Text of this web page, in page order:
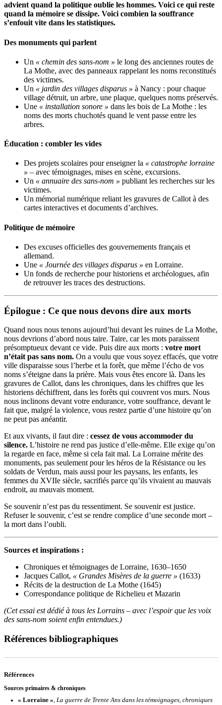
advient quand la politique oublie les hommes. Voici ce qui reste
quand la mémoire se dissipe. Voici combien la souffrance
s’enfouit vite dans les statistiques.
Des monuments qui parlent
Un « chemin des sans-nom » le long des anciennes routes de
La Mothe, avec des panneaux rappelant les noms reconstitués
des victimes.
Un « jardin des villages disparus » à Nancy : pour chaque
village détruit, un arbre, une plaque, quelques noms préservés.
Une « installation sonore » dans les bois de La Mothe : les
noms des morts chuchotés quand le vent passe entre les
arbres.
Éducation : combler les vides
Des projets scolaires pour enseigner la « catastrophe lorraine
» – avec témoignages, mises en scène, excursions.
Un « annuaire des sans-nom » publiant les recherches sur les
victimes.
Un mémorial numérique reliant les gravures de Callot à des
cartes interactives et documents d’archives.
Politique de mémoire
Des excuses officielles des gouvernements français et
allemand.
Une « Journée des villages disparus » en Lorraine.
Un fonds de recherche pour historiens et archéologues, afin
de retrouver les traces des destructions.
Épilogue : Ce que nous devons dire aux morts
Quand nous nous tenons aujourd’hui devant les ruines de La Mothe,
nous devrions d’abord nous taire. Taire, car les mots paraissent
présomptueux devant ce vide. Puis dire aux morts : votre mort
n’était pas sans nom. On a voulu que vous soyez effacés, que votre
ville disparaisse sous l’herbe et la forêt, que même l’écho de vos
noms s’éteigne dans la prière. Mais vous êtes encore là. Dans les
gravures de Callot, dans les chroniques, dans les chiffres que les
historiens déchiffrent, dans les forêts qui couvrent vos murs. Nous
nous inclinons devant votre endurance, votre souffrance, devant le
fait que, malgré la violence, vous restez partie d’une histoire qu’on
ne peut pas anéantir.
Et aux vivants, il faut dire : cessez de vous accommoder du
silence. L’histoire ne rend pas justice d’elle-même. Elle exige qu’on
la regarde en face, même si cela fait mal. La Lorraine mérite des
monuments, pas seulement pour les héros de la Résistance ou les
soldats de Verdun, mais aussi pour les paysans, les enfants, les
femmes du XVIIe siècle, sacrifiés parce qu’ils vivaient au mauvais
endroit, au mauvais moment.
Se souvenir n’est pas du ressentiment. Se souvenir est justice.
Refuser le souvenir, c’est se rendre complice d’une seconde mort –
la mort dans l’oubli.
Sources et inspirations :
Chroniques et témoignages de Lorraine, 1630–1650
Jacques Callot, « Grandes Misères de la guerre » (1633)
Récits de la destruction de La Mothe (1645)
Correspondance politique de Richelieu et Mazarin
(Cet essai est dédié à tous les Lorrains – avec l’espoir que les voix
des sans-nom soient enfin entendues.)
Références bibliographiques
Références
Sources primaires & chroniques
« Lorraine » La guerre de Trente Ans dans les témoignages, chroniques